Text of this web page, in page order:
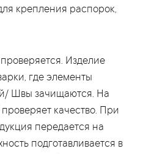
крепления распорок,
Изделие
где элементы
Швы зачищаются. На
качество. При
передается на
подготавливается в